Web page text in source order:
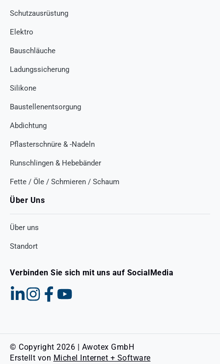
Schutzausrüstung
Elektro
Bauschläuche
Ladungssicherung
Silikone
Baustellenentsorgung
Abdichtung
Pflasterschnüre & -Nadeln
Runschlingen & Hebebänder
Fette / Öle / Schmieren / Schaum
Über Uns
Über uns
Standort
Verbinden Sie sich mit uns auf SocialMedia
© Copyright 2026 | Awotex GmbH
Erstellt von Michel Internet + Software